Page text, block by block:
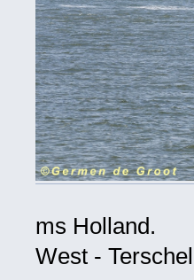
ms Holland.
West -